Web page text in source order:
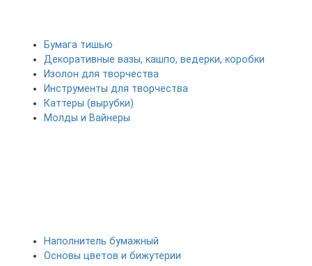
Бумага тишью
Декоративные вазы, кашпо, ведерки, коробки
Изолон для творчества
Инструменты для творчества
Каттеры (вырубки)
Молды и Вайнеры
Наполнитель бумажный
Основы цветов и бижутерии